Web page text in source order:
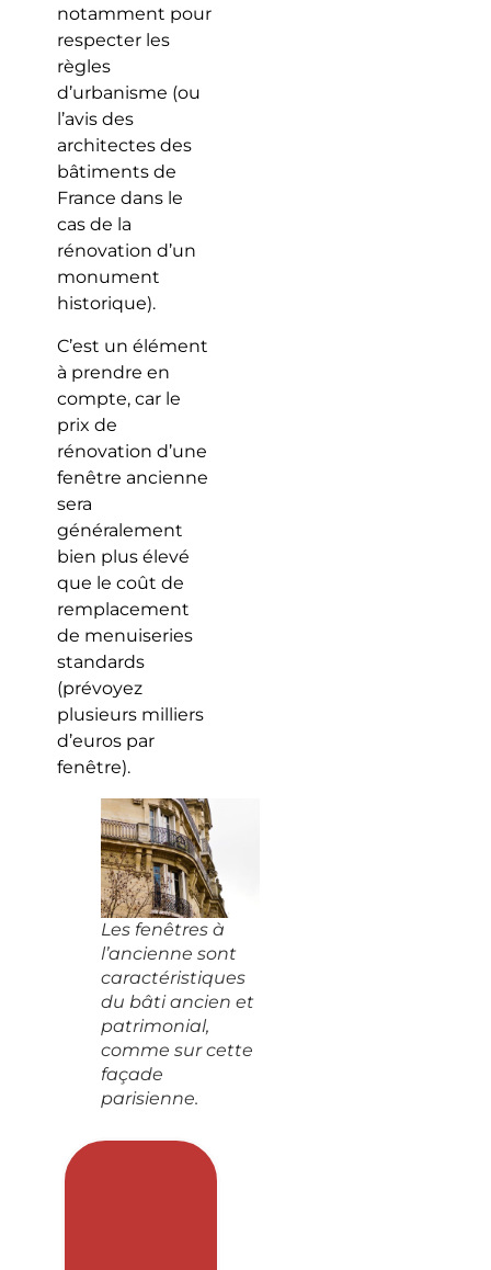
notamment pour
respecter les
règles
d’urbanisme (ou
l’avis des
architectes des
bâtiments de
France dans le
cas de la
rénovation d’un
monument
historique).
C’est un élément
à prendre en
compte, car le
prix de
rénovation d’une
fenêtre ancienne
sera
généralement
bien plus élevé
que le coût de
remplacement
de menuiseries
standards
(prévoyez
plusieurs milliers
d’euros par
fenêtre).
Les fenêtres à
l’ancienne sont
caractéristiques
du bâti ancien et
patrimonial,
comme sur cette
façade
parisienne.